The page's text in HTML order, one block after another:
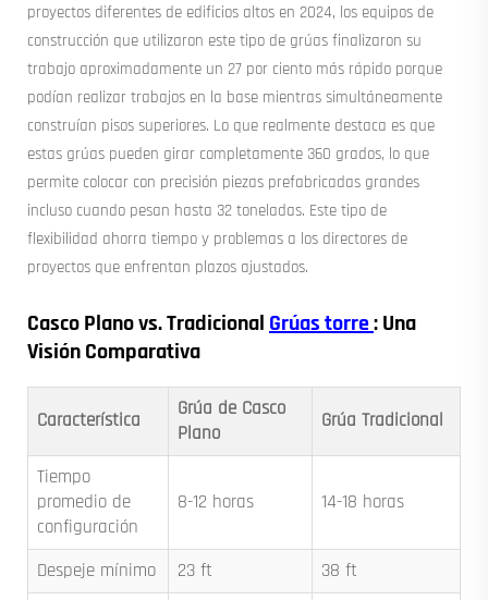
proyectos diferentes de edificios altos en 2024, los equipos de
construcción que utilizaron este tipo de grúas finalizaron su
trabajo aproximadamente un 27 por ciento más rápido porque
podían realizar trabajos en la base mientras simultáneamente
construían pisos superiores. Lo que realmente destaca es que
estas grúas pueden girar completamente 360 grados, lo que
permite colocar con precisión piezas prefabricadas grandes
incluso cuando pesan hasta 32 toneladas. Este tipo de
flexibilidad ahorra tiempo y problemas a los directores de
proyectos que enfrentan plazos ajustados.
Casco Plano vs. Tradicional Grúas torre: Una
Visión Comparativa
Característica
Grúa de Casco
Plano
Grúa Tradicional
Tiempo
promedio de
configuración
8-12 horas 14-18 horas
Despeje mínimo 23 ft 38 ft